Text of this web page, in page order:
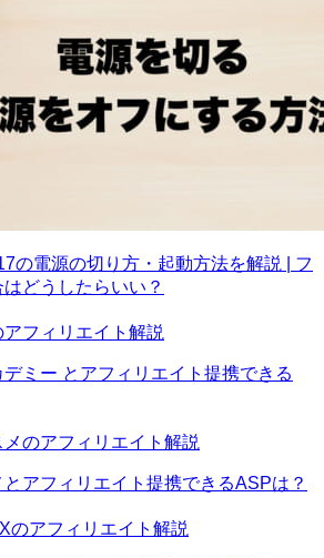
の電源の切り方・起動方法を解説 | フ
どうしたらいい？
ミー とアフィリエイト提携できる
とアフィリエイト提携できるASPは？